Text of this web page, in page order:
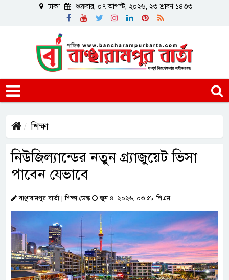
ঢাকা শুক্রবার, ০৭ আগস্ট, ২০২৬, ২৩ শ্রাবণ ১৪৩৩
শিক্ষা
নিউজিল্যান্ডের নতুন গ্র্যাজুয়েট ভিসা
পাবেন যেভাবে
বাঞ্ছারামপুর বার্তা | শিক্ষা ডেস্ক জুন ৪, ২০২৬, ০৩:৫৮ পিএম